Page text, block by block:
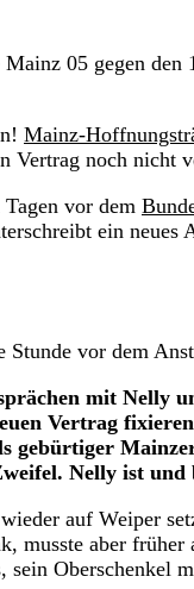
05 gegen
Mainz-
Vertrag noch nicht
vor dem
ein neues
vor dem
mit Nelly
Vertrag
gebürtiger
Nelly ist
auf Weiper
musste aber
Oberschenkel